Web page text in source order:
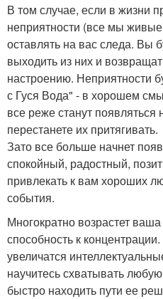
В том случае, если в жизни
неприятности (все мы
оставлять на вас следа. Вы
выходить из них и
настроению. Неприятности
с Гуся Вода" - в хорошем
все реже станут
перестанете их притягивать.
Зато все больше начнет
спокойный, радостный,
привлекать к вам хороших
события.
Многократно возрастет
способность к
увеличатся
научитесь схватывать
быстро находить пути ее